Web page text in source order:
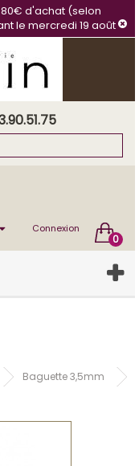
d'achat (selon
le mercredi 19 août
0
Connexion
Baguette 3,5mm